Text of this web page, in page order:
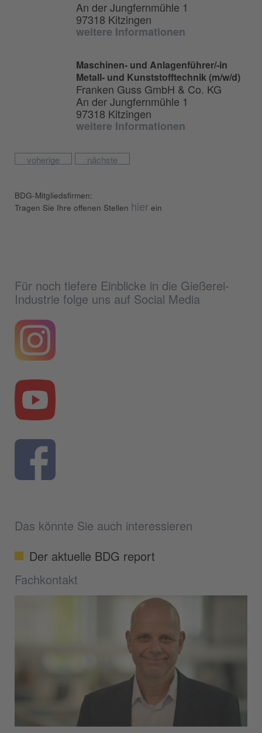
An der Jungfernmühle 1
97318 Kitzingen
weitere Informationen
Maschinen- und Anlagenführer/-in
Metall- und Kunststofftechnik (m/w/d)
Franken Guss GmbH & Co. KG
An der Jungfernmühle 1
97318 Kitzingen
weitere Informationen
voherige nächste
BDG-Mitgliedsfirmen:
Tragen Sie Ihre offenen Stellen hier ein
Für noch tiefere Einblicke in die Gießerei-
Industrie folge uns auf Social Media
Das könnte Sie auch interessieren
Der aktuelle BDG report
Fachkontakt